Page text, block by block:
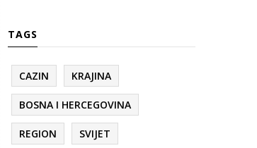
TAGS
CAZIN KRAJINA
BOSNA I HERCEGOVINA
REGION SVIJET